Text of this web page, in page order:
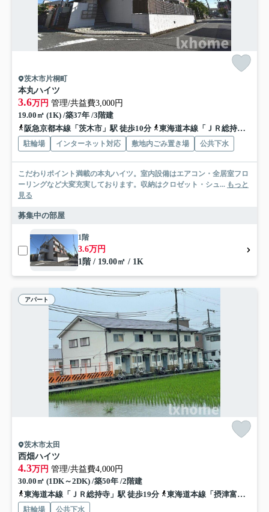
茨木市片桐町
本丸ハイツ
3.6万円 管理/共益費3,000円
19.00㎡ (1K) /築37年 /3階建
阪急京都本線「茨木市」駅 徒歩10分
東海道本線「ＪＲ総持寺」駅 徒歩15分
駐輪場 インターネット対応 敷地内ごみ置き場 公共下水
こだわりポイント満載の本丸ハイツ。室内設備はエアコン・全居室フロ
ーリングなど大変充実しております。収納はクロゼット・シュ... もっと
見る
募集中の部屋
1階
3.6万円
1階 / 19.00㎡ / 1K
アパート
茨木市太田
西畑ハイツ
4.3万円 管理/共益費4,000円
30.00㎡ (1DK～2DK) /築50年 /2階建
東海道本線「ＪＲ総持寺」駅 徒歩19分
東海道本線「摂津富田」駅 徒歩25分
駐輪場 公共下水